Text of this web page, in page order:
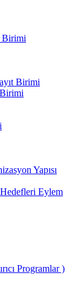
Birimi
Birimi
Birimi
Yapısı
Eylem
Programlar )